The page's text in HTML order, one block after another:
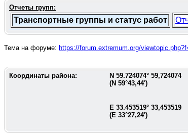
Отчеты групп:
Транспортные группы и статус работ
Тема на форуме: https://forum.extremum.org/
Координаты района: N 59.724074° 59,724074
(N 59°43,44')
E 33.453519° 33,453519
(E 33°27,24')